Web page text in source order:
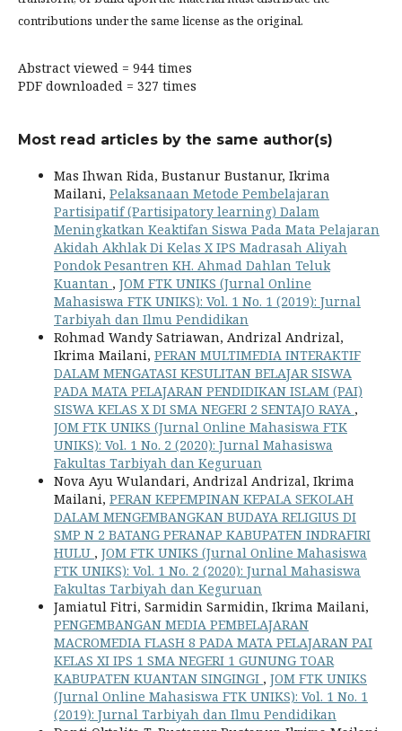
contributions under the same license as the original.
Abstract viewed = 944 times
PDF downloaded = 327 times
Most read articles by the same author(s)
Mas Ihwan Rida, Bustanur Bustanur, Ikrima
Mailani, Pelaksanaan Metode Pembelajaran
Partisipatif (Partisipatory learning) Dalam
Meningkatkan Keaktifan Siswa Pada Mata Pelajaran
Akidah Akhlak Di Kelas X IPS Madrasah Aliyah
Pondok Pesantren KH. Ahmad Dahlan Teluk
Kuantan , JOM FTK UNIKS (Jurnal Online
Mahasiswa FTK UNIKS): Vol. 1 No. 1 (2019): Jurnal
Tarbiyah dan Ilmu Pendidikan
Rohmad Wandy Satriawan, Andrizal Andrizal,
Ikrima Mailani, PERAN MULTIMEDIA INTERAKTIF
DALAM MENGATASI KESULITAN BELAJAR SISWA
PADA MATA PELAJARAN PENDIDIKAN ISLAM (PAI)
SISWA KELAS X DI SMA NEGERI 2 SENTAJO RAYA ,
JOM FTK UNIKS (Jurnal Online Mahasiswa FTK
UNIKS): Vol. 1 No. 2 (2020): Jurnal Mahasiswa
Fakultas Tarbiyah dan Keguruan
Nova Ayu Wulandari, Andrizal Andrizal, Ikrima
Mailani, PERAN KEPEMPINAN KEPALA SEKOLAH
DALAM MENGEMBANGKAN BUDAYA RELIGIUS DI
SMP N 2 BATANG PERANAP KABUPATEN INDRAFIRI
HULU , JOM FTK UNIKS (Jurnal Online Mahasiswa
FTK UNIKS): Vol. 1 No. 2 (2020): Jurnal Mahasiswa
Fakultas Tarbiyah dan Keguruan
Jamiatul Fitri, Sarmidin Sarmidin, Ikrima Mailani,
PENGEMBANGAN MEDIA PEMBELAJARAN
MACROMEDIA FLASH 8 PADA MATA PELAJARAN PAI
KELAS XI IPS 1 SMA NEGERI 1 GUNUNG TOAR
KABUPATEN KUANTAN SINGINGI , JOM FTK UNIKS
(Jurnal Online Mahasiswa FTK UNIKS): Vol. 1 No. 1
(2019): Jurnal Tarbiyah dan Ilmu Pendidikan